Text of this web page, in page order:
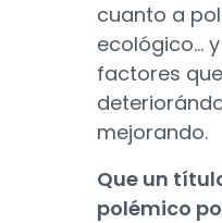
cuanto a
ecológico...
factores
mejorando.
Que un
polémico